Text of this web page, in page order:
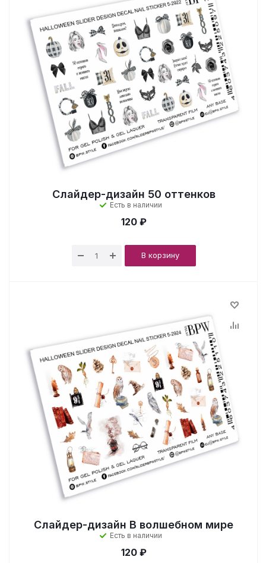
Слайдер-дизайн 50 оттенков
Есть в наличии
120 ₽
В корзину
Слайдер-дизайн В волшебном мире
Есть в наличии
120 ₽